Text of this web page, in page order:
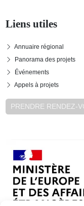
Liens utiles
Annuaire régional
Panorama des projets
Événements
Appels à projets
PRENDRE RENDEZ-